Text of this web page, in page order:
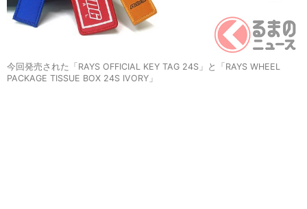
今回発売された「RAYS OFFICIAL KEY TAG 24S」と「RAYS WHEEL
PACKAGE TISSUE BOX 24S IVORY」